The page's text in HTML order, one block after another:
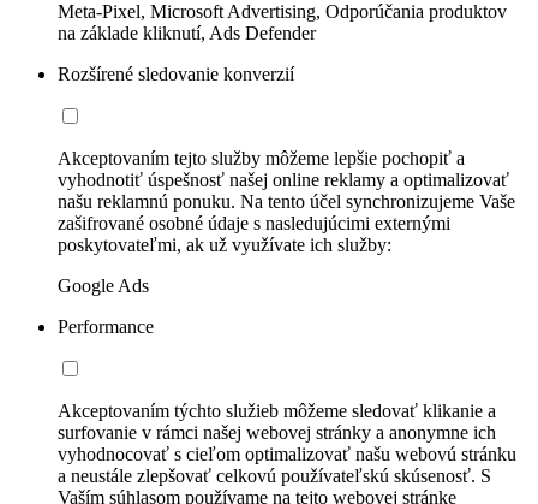
Meta-Pixel, Microsoft Advertising, Odporúčania produktov
na základe kliknutí, Ads Defender
Rozšírené sledovanie konverzií
Akceptovaním tejto služby môžeme lepšie pochopiť a
vyhodnotiť úspešnosť našej online reklamy a optimalizovať
našu reklamnú ponuku. Na tento účel synchronizujeme Vaše
zašifrované osobné údaje s nasledujúcimi externými
poskytovateľmi, ak už využívate ich služby:
Google Ads
Performance
Akceptovaním týchto služieb môžeme sledovať klikanie a
surfovanie v rámci našej webovej stránky a anonymne ich
vyhodnocovať s cieľom optimalizovať našu webovú stránku
a neustále zlepšovať celkovú používateľskú skúsenosť. S
Vaším súhlasom používame na tejto webovej stránke